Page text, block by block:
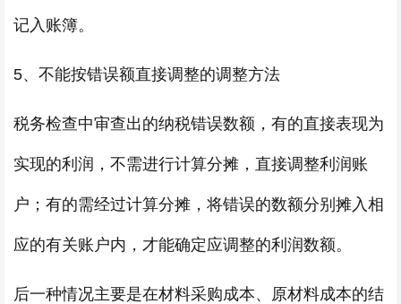
记入账簿。
5、不能按错误额直接调整的调整方法
税务检查中审查出的纳税错误数额，有的直接表现为
实现的利润，不需进行计算分摊，直接调整利润账
户；有的需经过计算分摊，将错误的数额分别摊入相
应的有关账户内，才能确定应调整的利润数额。
后一种情况主要是在材料采购成本、原材料成本的结